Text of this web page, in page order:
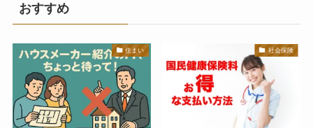
おすすめ
住まい 社会保険